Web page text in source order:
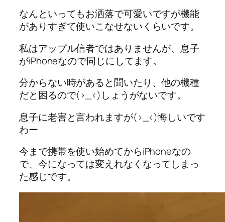
なんといってもお洒落で可愛いですが機能
がありすぎて使いこなせないくらいです。
私はアップル信者ではありませんが、息子
がiPhoneなので同じにしてます。
分からない時があると聞いたり、他の機種
だと困るので(>_<)しょうがないです。
息子に老害と言われますが(>_<)悔しいです
わー
今まで携帯を使い始めてからiPhoneなの
で、今になっては変えれなくなってしまっ
た感じです。